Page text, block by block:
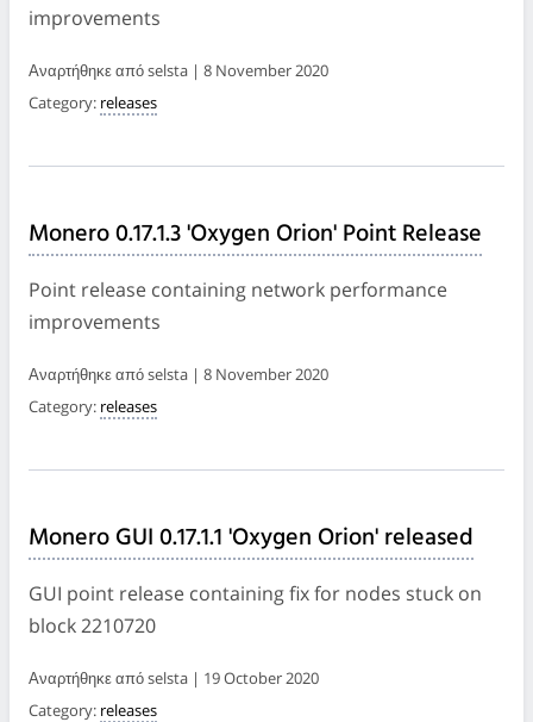
improvements
Αναρτήθηκε από selsta | 8 November 2020
Category: releases
Monero 0.17.1.3 'Oxygen Orion' Point Release
Point release containing network performance
improvements
Αναρτήθηκε από selsta | 8 November 2020
Category: releases
Monero GUI 0.17.1.1 'Oxygen Orion' released
GUI point release containing fix for nodes stuck on
block 2210720
Αναρτήθηκε από selsta | 19 October 2020
Category: releases